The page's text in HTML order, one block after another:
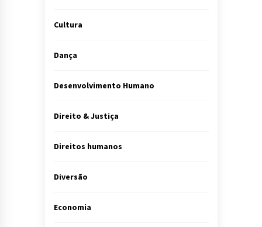
Cultura
Dança
Desenvolvimento Humano
Direito & Justiça
Direitos humanos
Diversão
Economia